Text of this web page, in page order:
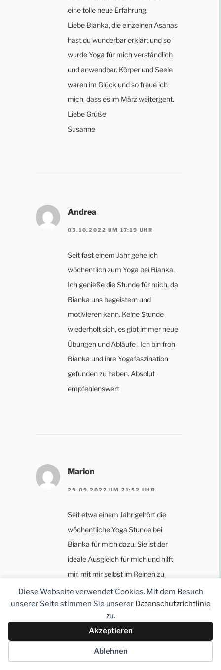
Diese Webseite verwendet Cookies. Mit dem Besuch
unserer Seite stimmen Sie unserer Datenschutzrichtlinie
zu.
Akzeptieren
Ablehnen
eine tolle neue Erfahrung.
Liebe Bianka, die einzelnen Asanas
hast du wunderbar erklärt und so
wurde Yoga für mich verständlich
und anwendbar. Körper und Seele
waren im Glück und so freue ich
mich, dass es im März weitergeht.
Liebe Grüße
Susanne
Andrea
03.10.2022 UM 17:19 UHR
Seit fast einem Jahr gehe ich
wöchentlich zum Yoga bei Bianka.
Ich genieße die Stunde für mich, da
Bianka uns begeistern und
motivieren kann. Keine Stunde
wiederholt sich, es gibt immer neue
Übungen und Abläufe . Ich bin froh
Bianka und ihre Yogafaszination
gefunden zu haben. Absolut
empfehlenswert
Marion
29.09.2022 UM 21:52 UHR
Seit etwa einem Jahr gehört die
wöchentliche Yoga Stunde bei
Bianka für mich dazu. Sie ist der
ideale Ausgleich für mich und hilft
mir, mit mir selbst im Reinen zu
bleiben und die Balance zwischen
Berufsalltag und Mamaleben positiv
meistern zu können.
Bianka schafft es immer eine gute
Balance zwischen Anspannung und
Entspannung herzustellen. Sie gibt